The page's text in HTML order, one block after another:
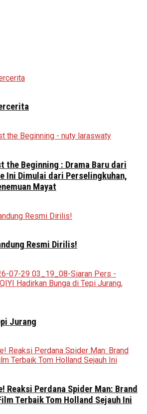
the Beginning : Drama Baru dari
Ini Dimulai dari Perselingkuhan,
Mayat
Resmi Dirilis!
Jurang
Reaksi Perdana Spider Man: Brand
Terbaik Tom Holland Sejauh Ini